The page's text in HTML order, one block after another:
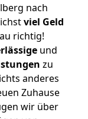
nach
viel Geld
richtig!
und
zu
anderes
Zuhause
wir über